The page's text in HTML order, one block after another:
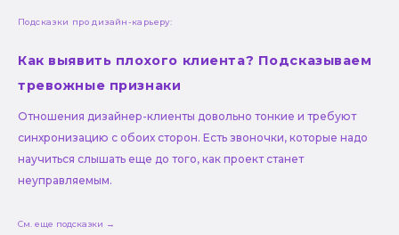
Подсказки про дизайн-карьеру:
Как выявить плохого клиента? Подсказываем
тревожные признаки
Отношения дизайнер-клиенты довольно тонкие и требуют
синхронизацию с обоих сторон. Есть звоночки, которые надо
научиться слышать еще до того, как проект станет
неуправляемым.
См. еще подсказки →